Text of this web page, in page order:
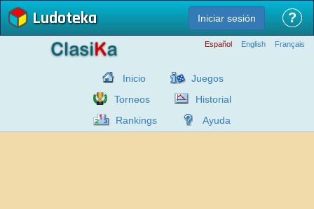
Ludoteka Iniciar sesión ?
Español English Français
Inicio
Juegos
Torneos
Historial
Rankings
Ayuda